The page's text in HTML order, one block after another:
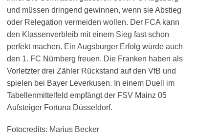
und müssen dringend gewinnen, wenn sie Abstieg
oder Relegation vermeiden wollen. Der FCA kann
den Klassenverbleib mit einem Sieg fast schon
perfekt machen. Ein Augsburger Erfolg würde auch
den 1. FC Nürnberg freuen. Die Franken haben als
Vorletzter drei Zähler Rückstand auf den VfB und
spielen bei Bayer Leverkusen. In einem Duell im
Tabellenmittelfeld empfängt der FSV Mainz 05
Aufsteiger Fortuna Düsseldorf.
Fotocredits: Marius Becker